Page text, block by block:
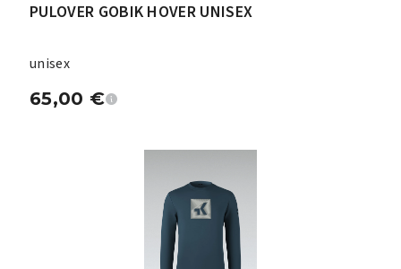
PULOVER GOBIK HOVER UNISEX
unisex
65,00 €